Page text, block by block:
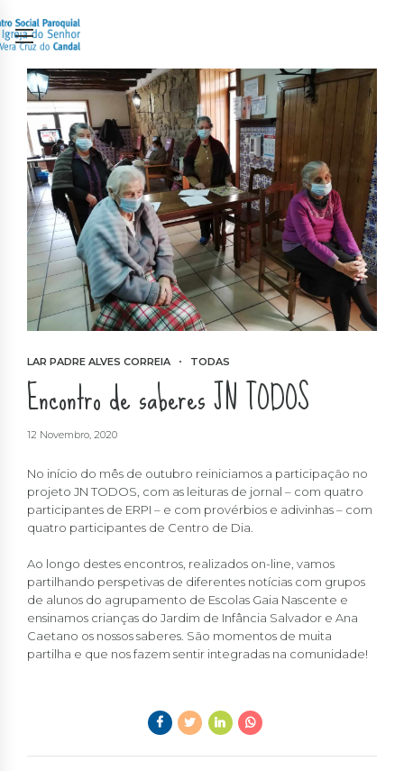
LAR PADRE ALVES CORREIA TODAS
Encontro de saberes JN TODOS
12 Novembro, 2020
No início do mês de outubro reiniciamos a participação no
projeto JN TODOS, com as leituras de jornal – com quatro
participantes de ERPI – e com provérbios e adivinhas – com
quatro participantes de Centro de Dia.
Ao longo destes encontros, realizados on-line, vamos
partilhando perspetivas de diferentes notícias com grupos
de alunos do agrupamento de Escolas Gaia Nascente e
ensinamos crianças do Jardim de Infância Salvador e Ana
Caetano os nossos saberes. São momentos de muita
partilha e que nos fazem sentir integradas na comunidade!